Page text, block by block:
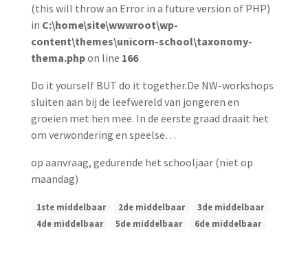
(this will throw an Error in a future version of PHP)
in C:\home\site\wwwroot\wp-
content\themes\unicorn-school\taxonomy-
thema.phpon line 166
Do it yourself BUT do it together.De NW-workshops
sluiten aan bij de leefwereld van jongeren en
groeien met hen mee. In de eerste graad draait het
om verwondering en speelse…
op aanvraag, gedurende het schooljaar (niet op
maandag)
1ste middelbaar 2de middelbaar
3de middelbaar
4de middelbaar
5de middelbaar 6de middelbaar